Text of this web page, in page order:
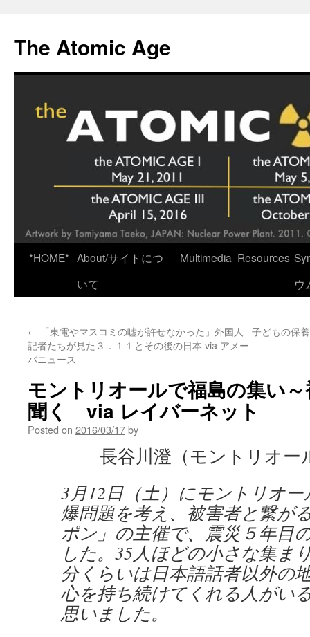
content
The Atomic Age
*HOME* About/サイトにつ
いて
Multimedia Resources
ウ
← 「東電やマスコミの嘘が許せなかった」外国人
記者たちが見た３．１１とその後の日本 via アメー
バニュース
子どもの保
モントリオールで福島の集い
聞く via レイバーネット
Posted on 2016/03/17by
長谷川澄（モントリオー
3月12日（土）にモントリオ
爆問題を考え、被害者と繋が
ポン」の主催で、震災５年目
した。35人ほどの小さな集ま
分くらいは日本語話者以外の
心を持ち続けてくれる人がい
思いました。